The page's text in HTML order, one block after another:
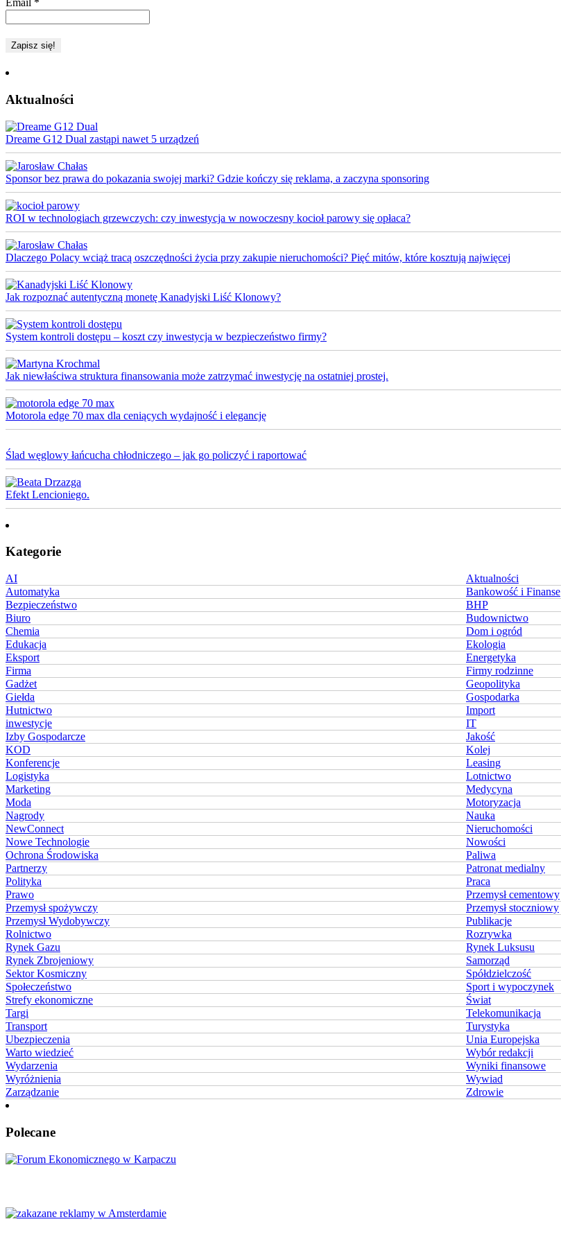
Email *
Aktualności
Dreame G12 Dual zastąpi nawet 5 urządzeń
Sponsor bez prawa do pokazania swojej marki? Gdzie kończy się reklama, a zaczyna sponsoring
ROI w technologiach grzewczych: czy inwestycja w nowoczesny kocioł parowy się opłaca?
Dlaczego Polacy wciąż tracą oszczędności życia przy zakupie nieruchomości? Pięć mitów, które kosztują najwięcej
Jak rozpoznać autentyczną monetę Kanadyjski Liść Klonowy?
System kontroli dostępu – koszt czy inwestycja w bezpieczeństwo firmy?
Jak niewłaściwa struktura finansowania może zatrzymać inwestycję na ostatniej prostej.
Motorola edge 70 max dla ceniących wydajność i elegancję
Ślad węglowy łańcucha chłodniczego – jak go policzyć i raportować
Efekt Lencioniego.
Kategorie
AI
Aktualności
Automatyka
Bankowość i Finanse
Bezpieczeństwo
BHP
Biuro
Budownictwo
Chemia
Dom i ogród
Edukacja
Ekologia
Eksport
Energetyka
Firma
Firmy rodzinne
Gadżet
Geopolityka
Giełda
Gospodarka
Hutnictwo
Import
inwestycje
IT
Izby Gospodarcze
Jakość
KOD
Kolej
Konferencje
Leasing
Logistyka
Lotnictwo
Marketing
Medycyna
Moda
Motoryzacja
Nagrody
Nauka
NewConnect
Nieruchomości
Nowe Technologie
Nowości
Ochrona Środowiska
Paliwa
Partnerzy
Patronat medialny
Polityka
Praca
Prawo
Przemysł cementowy
Przemysł spożywczy
Przemysł stoczniowy
Przemysł Wydobywczy
Publikacje
Rolnictwo
Rozrywka
Rynek Gazu
Rynek Luksusu
Rynek Zbrojeniowy
Samorząd
Sektor Kosmiczny
Spółdzielczość
Społeczeństwo
Sport i wypoczynek
Strefy ekonomiczne
Świat
Targi
Telekomunikacja
Transport
Turystyka
Ubezpieczenia
Unia Europejska
Warto wiedzieć
Wybór redakcji
Wydarzenia
Wyniki finansowe
Wyróżnienia
Wywiad
Zarządzanie
Zdrowie
Polecane